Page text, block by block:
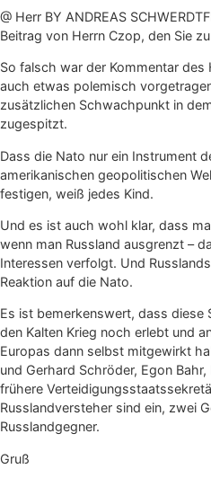
@ Herr BY ANDREAS
Beitrag von Herrn Czop, den Sie
So falsch war der Kommentar
auch etwas polemisch
zusätzlichen Schwachpunkt in
zugespitzt.
Dass die Nato nur ein Instrument
amerikanischen geopolitischen
festigen, weiß jedes Kind.
Und es ist auch wohl klar, dass
wenn man Russland ausgrenzt –
Interessen verfolgt. Und
Reaktion auf die Nato.
Es ist bemerkenswert, dass diese
den Kalten Krieg noch erlebt und
Europas dann selbst mitgewirkt
und Gerhard Schröder, Egon
frühere
Russlandversteher sind ein, zwei
Russlandgegner.
Gruß